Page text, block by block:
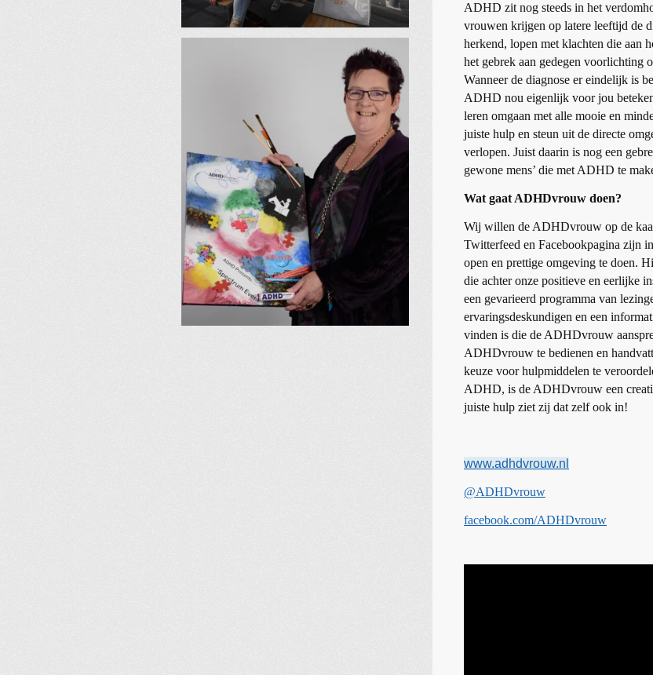
ADHD zit nog steeds in het
vrouwen krijgen op latere leeftijd de
herkend, lopen met klachten die aan
het gebrek aan gedegen voorlichting
Wanneer de diagnose er eindelijk is
ADHD nou eigenlijk voor jou
leren omgaan met alle mooie en
juiste hulp en steun uit de directe
verlopen. Juist daarin is nog een
gewone mens’ die met ADHD te
Wat gaat ADHDvrouw doen?
Wij willen de ADHDvrouw op de
Twitterfeed en Facebookpagina zijn
open en prettige omgeving te doen.
die achter onze positieve en eerlijke
een gevarieerd programma van
ervaringsdeskundigen en een
vinden is die de ADHDvrouw
ADHDvrouw te bedienen en
keuze voor hulpmiddelen te
ADHD, is de ADHDvrouw een
juiste hulp ziet zij dat zelf ook in!
www.adhdvrouw.nl
@ADHDvrouw
facebook.com/ADHDvrouw